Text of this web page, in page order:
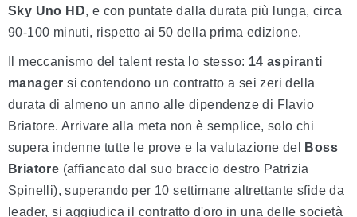
Sky Uno HD, e con puntate dalla durata più lunga, circa
90-100 minuti, rispetto ai 50 della prima edizione.
Il meccanismo del talent resta lo stesso: 14 aspiranti
manager si contendono un contratto a sei zeri della
durata di almeno un anno alle dipendenze di Flavio
Briatore. Arrivare alla meta non è semplice, solo chi
supera indenne tutte le prove e la valutazione del
Boss
Briatore (affiancato dal suo braccio destro Patrizia
Spinelli), superando per 10 settimane altrettante sfide da
leader, si aggiudica il contratto d'oro in una delle società